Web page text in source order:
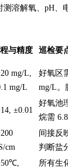
测溶解氧、pH、
与精度 巡检要
mg/L,
mg/L
好氧区
mg/L。
±0.01
好氧池
烷需
cm
间接反
判断盐
所有生